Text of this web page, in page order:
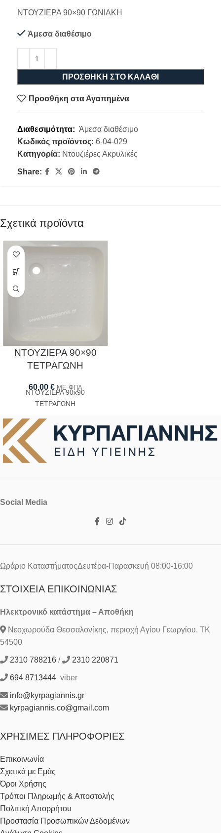
ΝΤΟΥΖΙΕΡΑ 90×90 ΓΩΝΙΑΚΗ
Άμεσα διαθέσιμο
ΠΡΟΣΘΉΚΗ ΣΤΟ ΚΑΛΆΘΙ
Προσθήκη στα Αγαπημένα
Διαθεσιμότητα: Άμεσα διαθέσιμο
Κωδικός προϊόντος: 6-04-029
Κατηγορία: Ντουζιέρες Ακρυλικές
Share:
Σχετικά προϊόντα
ΝΤΟΥΖΙΕΡΑ 90×90
ΤΕΤΡΑΓΩΝΗ
60,00 € ΜΕ ΦΠΑ
ΝΤΟΥΖΙΕΡΑ 90x90
ΤΕΤΡΑΓΩΝΗ
Social Media
Ωράριο ΚαταστήματοςΔευτέρα-Παρασκευή 08:00-16:00
ΣΤΟΙΧΕΊΑ ΕΠΙΚΟΙΝΩΝΊΑΣ
Ηλεκτρονικό κατάστημα – Αποθήκη
Νεοχωρούδα Θεσσαλονίκης, περιοχή Αγίου Γεωργίου, ΤΚ
54500
2310 788216 / 2310 220871
694 8713444 viber
info@kyrpagiannis.gr
kyrpagiannis.co@gmail.com
ΧΡΉΣΙΜΕΣ ΠΛΗΡΟΦΟΡΊΕΣ
Επικοινωνία
Σχετικά με Εμάς
Όροι Χρήσης
Τρόποι Πληρωμής & Αποστολής
Πολιτική Απορρήτου
Προστασία Προσωπικών Δεδομένων